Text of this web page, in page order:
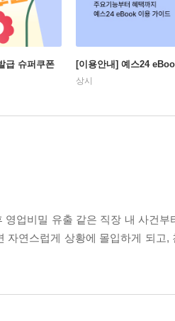
급 슈퍼쿠폰 [이용안내] 예스24
상시
업비밀 유출 같은 직장 내 사건부
연스럽게 상황에 몰입하게 되고,